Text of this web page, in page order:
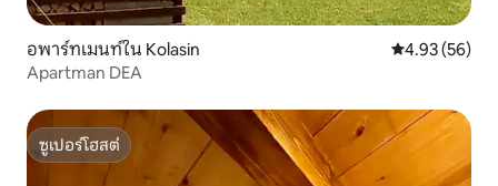
อพาร์ทเมนท์ใน Kolasin คะแนนเฉลี่ย
4.93 (56)
Apartman DEA
ซูเปอร์โฮสต์
ซูเปอร์โฮสต์